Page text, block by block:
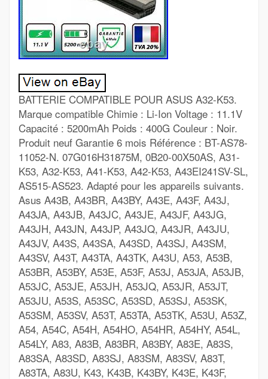
BATTERIE COMPATIBLE POUR ASUS A32-K53.
Marque compatible Chimie : Li-Ion Voltage : 11.1V
Capacité : 5200mAh Poids : 400G Couleur : Noir.
Produit neuf Garantie 6 mois Référence : BT-AS78-
11052-N. 07G016H31875M, 0B20-00X50AS, A31-
K53, A32-K53, A41-K53, A42-K53, A43EI241SV-SL,
AS515-AS523. Adapté pour les appareils suivants.
Asus A43B, A43BR, A43BY, A43E, A43F, A43J,
A43JA, A43JB, A43JC, A43JE, A43JF, A43JG,
A43JH, A43JN, A43JP, A43JQ, A43JR, A43JU,
A43JV, A43S, A43SA, A43SD, A43SJ, A43SM,
A43SV, A43T, A43TA, A43TK, A43U, A53, A53B,
A53BR, A53BY, A53E, A53F, A53J, A53JA, A53JB,
A53JC, A53JE, A53JH, A53JQ, A53JR, A53JT,
A53JU, A53S, A53SC, A53SD, A53SJ, A53SK,
A53SM, A53SV, A53T, A53TA, A53TK, A53U, A53Z,
A54, A54C, A54H, A54HO, A54HR, A54HY, A54L,
A54LY, A83, A83B, A83BR, A83BY, A83E, A83S,
A83SA, A83SD, A83SJ, A83SM, A83SV, A83T,
A83TA, A83U, K43, K43B, K43BY, K43E, K43F,